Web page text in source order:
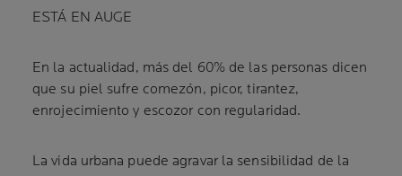
ESTÁ EN AUGE
En la actualidad, más del 60% de las personas dicen
que su piel sufre comezón, picor, tirantez,
enrojecimiento y escozor con regularidad.
La vida urbana puede agravar la sensibilidad de la